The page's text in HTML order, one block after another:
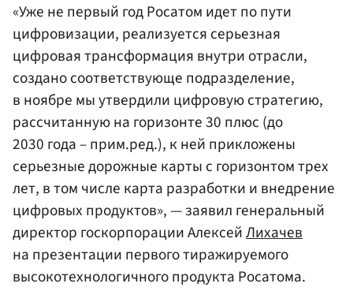
«Уже не первый год Росатом идет по пути
цифровизации, реализуется серьезная
цифровая трансформация внутри отрасли,
создано соответствующе подразделение,
в ноябре мы утвердили цифровую стратегию,
рассчитанную на горизонте 30 плюс (до
2030 года – прим.ред.), к ней прикложены
серьезные дорожные карты с горизонтом трех
лет, в том числе карта разработки и внедрение
цифровых продуктов», — заявил генеральный
директор госкорпорации АлексейЛихачев
на презентации первого тиражируемого
высокотехнологичного продукта Росатома.